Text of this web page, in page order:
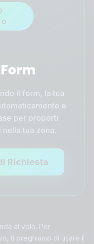
il form, la tua
e
per proporti
tua zona.
Richiesta
al volo. Per
ti preghiamo di usare il